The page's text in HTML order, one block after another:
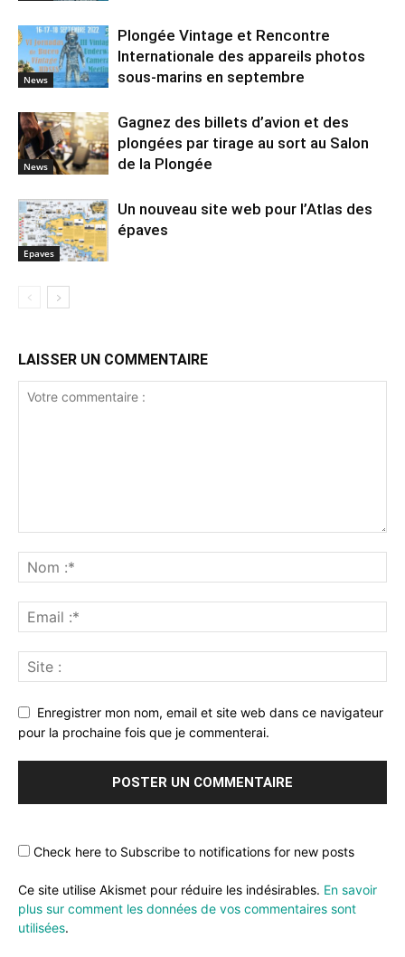
News
Plongée Vintage et Rencontre
Internationale des appareils photos
sous-marins en septembre
News
Gagnez des billets d’avion et des
plongées par tirage au sort au Salon
de la Plongée
Epaves
Un nouveau site web pour l’Atlas des
épaves
LAISSER UN COMMENTAIRE
Enregistrer mon nom, email et site web dans ce navigateur
pour la prochaine fois que je commenterai.
Check here to Subscribe to notifications for new posts
Ce site utilise Akismet pour réduire les indésirables. En savoir
plus sur comment les données de vos commentaires sont
utilisées.